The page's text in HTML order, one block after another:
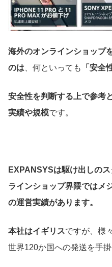
海外のオンラインショップ
のは 、何といっても 「安全
安全性を判断する上で参考
実績や規模です。
EXPANSYSは駆け出しの
ラインショップ界隈ではメ
の運営実績があります。
本社はイギリスですが、様
世界120か国への発送を手掛